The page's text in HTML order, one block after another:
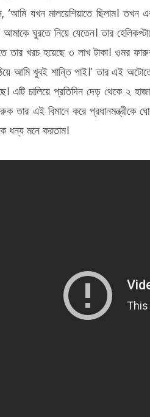
যখন মালয়েশিয়াতে ছিলাম। তখন
আমাকে ঘুরতে নিয়ে যেতেন। তার
তার খরচ হয়েছে ৩ লাখ টাকা। ওমর
আমি খুবই শান্তি পাই।’ তার এই
এটি চালিয়ে প্রতিদিন দেড় থেকে ২
এই বিমানে করে প্রধানমন্ত্রীকে
ধন্য মনে করতাম।